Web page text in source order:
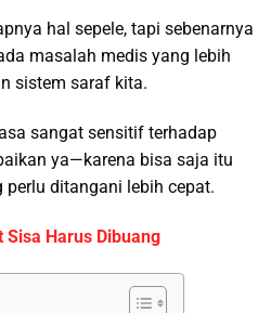
hal sepele, tapi sebenarnya
masalah medis yang lebih
sistem saraf kita.
sangat sensitif terhadap
ya—karena bisa saja itu
ditangani lebih cepat.
Sisa Harus Dibuang